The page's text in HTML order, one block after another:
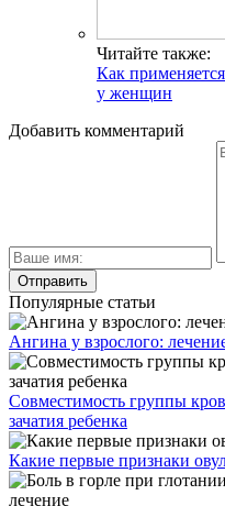
Читайте также:
Как
у женщин
Добавить комментарий
Популярные статьи
Ангина у взрослого:
Совместимость группы
зачатия ребенка
Какие первые признаки